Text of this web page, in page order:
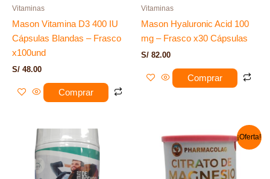
Vitaminas
Mason Vitamina D3 400 IU
Cápsulas Blandas – Frasco
x100und
S/ 48.00
Comprar
Vitaminas
Mason Hyaluronic Acid 100
mg – Frasco x30 Cápsulas
S/ 82.00
Comprar
¡Oferta!
precio
original
era:
S/ 75.00.
El
precio
actual
es:
S/ 60.00.